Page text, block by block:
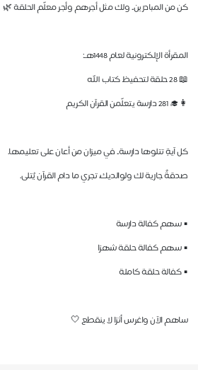
كن من المبادرين.. ولك مثل أجرهم وأجر معلّم الحلقة 🌿
المقرأة الإلكترونية لعام 1448هـ:
📖 28 حلقة لتحفيظ كتاب الله
👩‍🎓 281 دارسة يتعلّمن القرآن الكريم
كل آيةٍ تتلوها دارسة.. في ميزان من أعان على تعليمها.
صدقةٌ جارية لك ولوالديك، تجري ما دام القرآن يُتلى.
▪️ سهم كفالة دارسة
▪️ سهم كفالة حلقة شهرًا
▪️ كفالة حلقة كاملة
ساهم الآن واغرس أثرًا لا ينقطع 🤍